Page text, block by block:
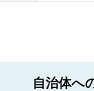
自治体へ